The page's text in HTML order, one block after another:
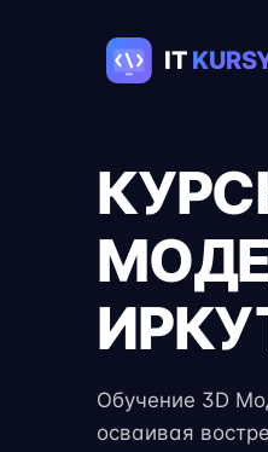
Обучение 3D
осваивая